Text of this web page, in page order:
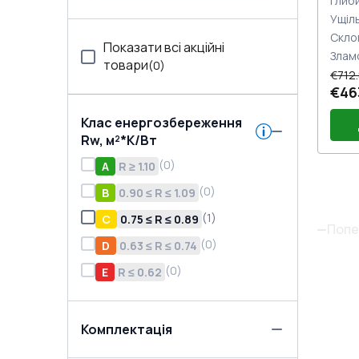
Показати всі акційні
товари(0)
Клас енергозбереження
Rw, м²*K/Вт
A R ≥ 1.10 (0)
B
0.90 ≤ R ≤ 1.09 (0)
C
0.75 ≤ R ≤ 0.89 (1)
D
0.63 ≤ R ≤ 0.74 (0)
E
R ≤ 0.62 (0)
Комплектація